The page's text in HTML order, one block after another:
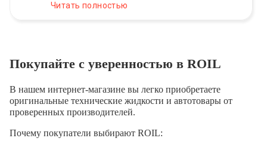
Читать полностью
Покупайте с уверенностью в ROIL
В нашем интернет-магазине вы легко приобретаете
оригинальные технические жидкости и автотовары от
проверенных производителей.
Почему покупатели выбирают ROIL: